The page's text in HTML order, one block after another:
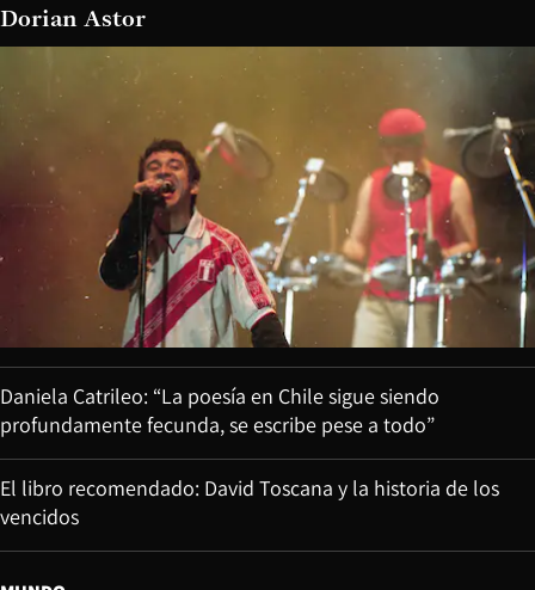
Dorian Astor
Daniela Catrileo: “La poesía en Chile sigue siendo
profundamente fecunda, se escribe pese a todo”
El libro recomendado: David Toscana y la historia de los
vencidos